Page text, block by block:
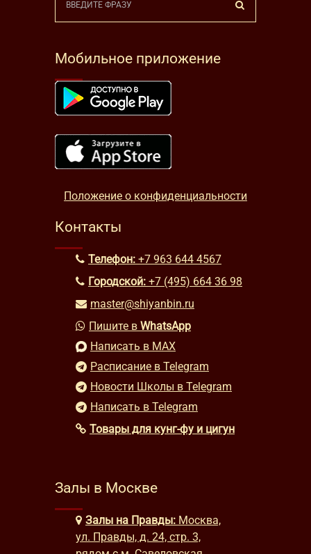
Мобильное приложение
Положение о конфиденциальности
Контакты
Телефон: +7 963 644 4567
Городской: +7 (495) 664 36 98
master@shiyanbin.ru
Пишите в WhatsApp
Написать в MAX
Расписание в Telegram
Новости Школы в Telegram
Написать в Telegram
Товары для кунг-фу и цигун
Залы в Москве
Залы на Правды: Москва,
ул. Правды, д. 24, стр. 3,